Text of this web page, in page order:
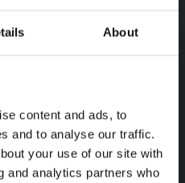
About
content and ads, to
and to analyse our traffic.
your use of our site with
and analytics partners who
utilisateurs enregistrés sur
Identifiant
et profitez du
pour vous.